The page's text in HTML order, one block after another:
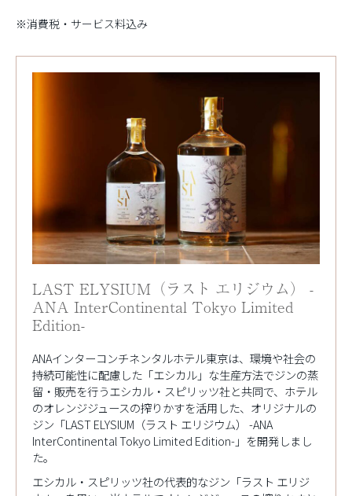
※消費税・サービス料込み
LAST ELYSIUM（ラスト エリジウム） -
ANA InterContinental Tokyo Limited
Edition-
ANAインターコンチネンタルホテル東京は、環境や社会の
持続可能性に配慮した「エシカル」な生産方法でジンの蒸
留・販売を行うエシカル・スピリッツ社と共同で、ホテル
のオレンジジュースの搾りかすを活用した、オリジナルの
ジン「LAST ELYSIUM（ラスト エリジウム） -ANA
InterContinental Tokyo Limited Edition-」を開発しまし
た。
エシカル・スピリッツ社の代表的なジン「ラスト エリジ